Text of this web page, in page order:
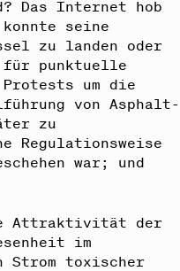
Das Internet hob
seine
zu landen oder
für punktuelle
um die
von Asphalt-
zu
Regulationsweise
war; und
Attraktivität der
im
Strom toxischer